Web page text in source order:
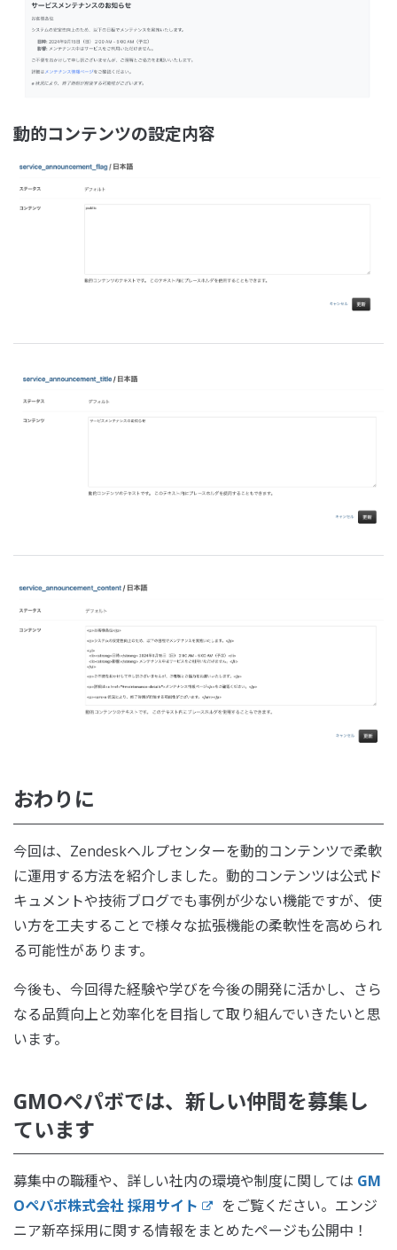
動的コンテンツの設定内容
おわりに
今回は、Zendeskヘルプセンターを動的コンテンツで柔軟
に運用する方法を紹介しました。動的コンテンツは公式ド
キュメントや技術ブログでも事例が少ない機能ですが、使
い方を工夫することで様々な拡張機能の柔軟性を高められ
る可能性があります。
今後も、今回得た経験や学びを今後の開発に活かし、さら
なる品質向上と効率化を目指して取り組んでいきたいと思
います。
GMOペパボでは、新しい仲間を募集し
ています
募集中の職種や、詳しい社内の環境や制度に関しては GM
Oペパボ株式会社 採用サイト
をご覧ください。エンジ
ニア新卒採用に関する情報をまとめたページも公開中！